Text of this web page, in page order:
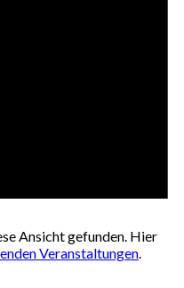
Ansicht gefunden. Hier
Veranstaltungen